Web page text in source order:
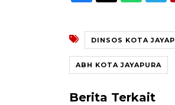
DINSOS KOTA
ABH KOTA JAYAPURA
Berita Terkait